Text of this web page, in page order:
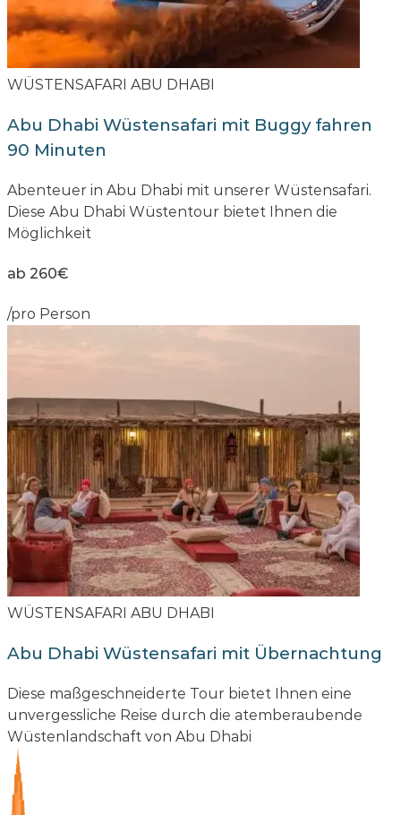
WÜSTENSAFARI ABU DHABI
Abu Dhabi Wüstensafari mit Buggy fahren
90 Minuten
Abenteuer in Abu Dhabi mit unserer Wüstensafari.
Diese Abu Dhabi Wüstentour bietet Ihnen die
Möglichkeit
ab 260€
/pro Person
WÜSTENSAFARI ABU DHABI
Abu Dhabi Wüstensafari mit Übernachtung
Diese maßgeschneiderte Tour bietet Ihnen eine
unvergessliche Reise durch die atemberaubende
Wüstenlandschaft von Abu Dhabi